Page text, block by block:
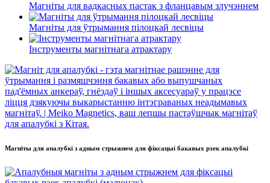
Магніты для вадкасных пастак з фланцавым злучэннем
Магніты для ўтрымання пілоцкай лесвіцы
Інструменты магнітнага атрактару
Магніты для апалубкі з адным стрыжнем для фіксацыі бакавых рэек апалубкі